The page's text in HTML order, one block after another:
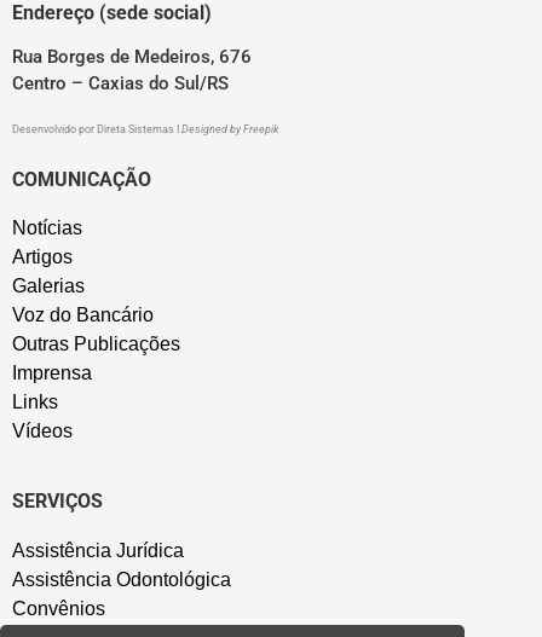
Endereço (sede social)
Rua Borges de Medeiros, 676
Centro – Caxias do Sul/RS
Desenvolvido por Direta Sistemas Designed by Freepik
COMUNICAÇÃO
Notícias
Artigos
Galerias
Voz do Bancário
Outras Publicações
Imprensa
Links
Vídeos
SERVIÇOS
Assistência Jurídica
Assistência Odontológica
Convênios